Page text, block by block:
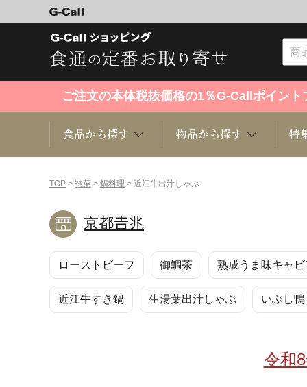
ご注文の本体税抜価格の1％G-Callポイン
食品から探す
くだもの
洋菓子 和菓子
お酒 珈琲/
旬の食
物品から探す
趣味・雑貨
キッチン用品 ファッ
家電 キッズ
ペット
特
TOP > 惣菜 > 鍋料理 > 近江牛出汁しゃぶ
京都𠮷兆
ローストビーフ 御鯛茶 熟成うま味キャ
近江牛すき鍋 生湯葉出汁しゃぶ いぶし鴨
令和